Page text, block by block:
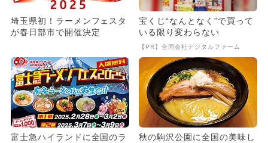
埼玉県初！ラーメンフェスタ
が春日部市で開催決定
宝くじ“なんとなく”で買って
いる限り変わらない
【PR】合同会社デジタルファーム
富士急ハイランドに全国のラ
秋の駒沢公園に全国の美味し